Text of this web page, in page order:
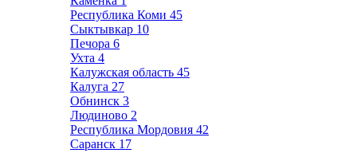
Республика Коми 45
Сыктывкар 10
Печора 6
Ухта 4
Калужская область 45
Калуга 27
Обнинск 3
Людиново 2
Республика Мордовия 42
Саранск 17